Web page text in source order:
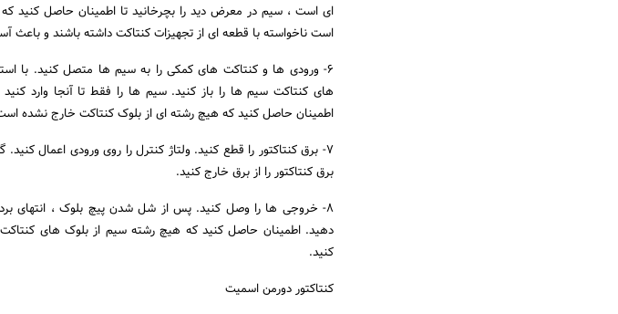
ای است ، سیم در معرض دید را بچرخانید تا اطمینان حاصل
است ناخواسته با قطعه ای از تجهیزات کنتاکت داشته باشند و باعث
6- ورودی ها و کنتاکت های کمکی را به سیم ها متصل کنید. با
های کنتاکت سیم ها را باز کنید. سیم ها را فقط تا آنجا وارد
اطمینان حاصل کنید که هیچ رشته ای از بلوک کنتاکت خارج نشده
7- برق کنتاکتور را قطع کنید. ولتاژ کنترل را روی ورودی اعمال
برق کنتاکتور را از برق خارج کنید.
8- خروجی ها را وصل کنید. پس از شل شدن پیچ بلوک ، انتهای
دهید. اطمینان حاصل کنید که هیچ رشته سیم از بلوک های
کنید.
کنتاکتور دورمن اسمیت